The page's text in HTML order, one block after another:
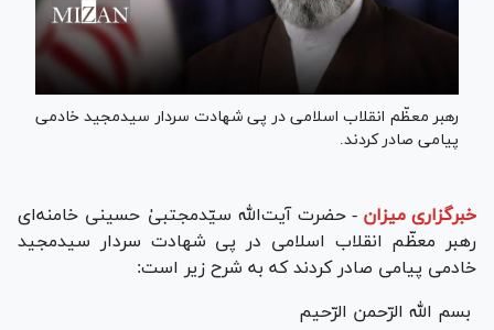
رهبر معظّم انقلاب اسلامی در پی شهادت سردار سیدمجید خادمی
پیامی صادر کردند.
خبرگزاری میزان - حضرت آیت‌الله سیّدمجتبیٰ حسینی خامنه‌ای
رهبر معظّم انقلاب اسلامی در پی شهادت سردار سیدمجید
خادمی پیامی صادر کردند که به شرح زیر است:
بسم الله الرّحمن الرّحیم